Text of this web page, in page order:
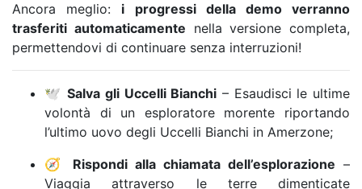
Ancora meglio: i progressi della demo verranno
trasferiti automaticamente nella versione completa,
permettendovi di continuare senza interruzioni!
🕊️Salva gli Uccelli Bianchi – Esaudisci le ultime
volontà di un esploratore morente riportando
l’ultimo uovo degli Uccelli Bianchi in Amerzone;
🧭 Rispondi alla chiamata dell’esplorazione –
Viaggia attraverso le terre dimenticate